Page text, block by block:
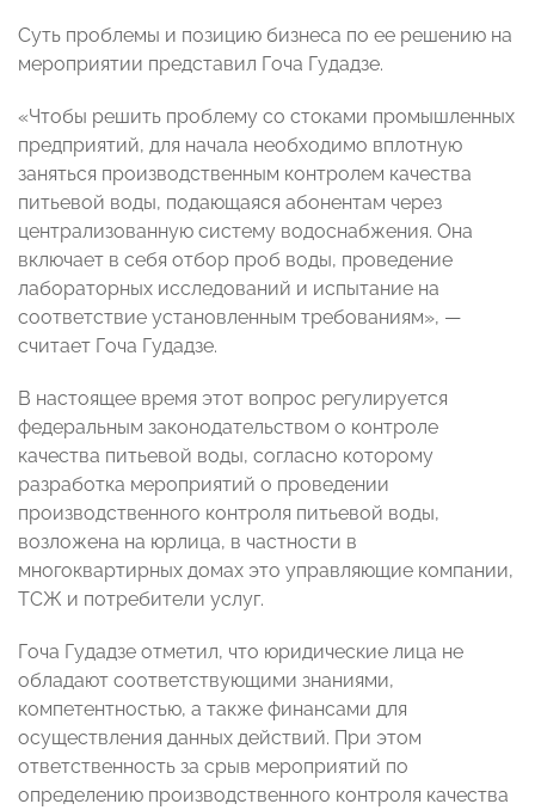
Суть проблемы и позицию бизнеса по ее решению на
мероприятии представил Гоча Гудадзе.
«Чтобы решить проблему со стоками промышленных
предприятий, для начала необходимо вплотную
заняться производственным контролем качества
питьевой воды, подающаяся абонентам через
централизованную систему водоснабжения. Она
включает в себя отбор проб воды, проведение
лабораторных исследований и испытание на
соответствие установленным требованиям», —
считает Гоча Гудадзе.
В настоящее время этот вопрос регулируется
федеральным законодательством о контроле
качества питьевой воды, согласно которому
разработка мероприятий о проведении
производственного контроля питьевой воды,
возложена на юрлица, в частности в
многоквартирных домах это управляющие компании,
ТСЖ и потребители услуг.
Гоча Гудадзе отметил, что юридические лица не
обладают соответствующими знаниями,
компетентностью, а также финансами для
осуществления данных действий. При этом
ответственность за срыв мероприятий по
определению производственного контроля качества